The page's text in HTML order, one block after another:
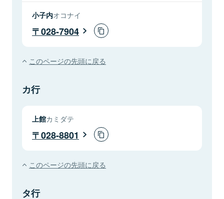
小子内オコナイ
028-7904
このページの先頭に戻る
カ行
上館カミダテ
028-8801
このページの先頭に戻る
タ行